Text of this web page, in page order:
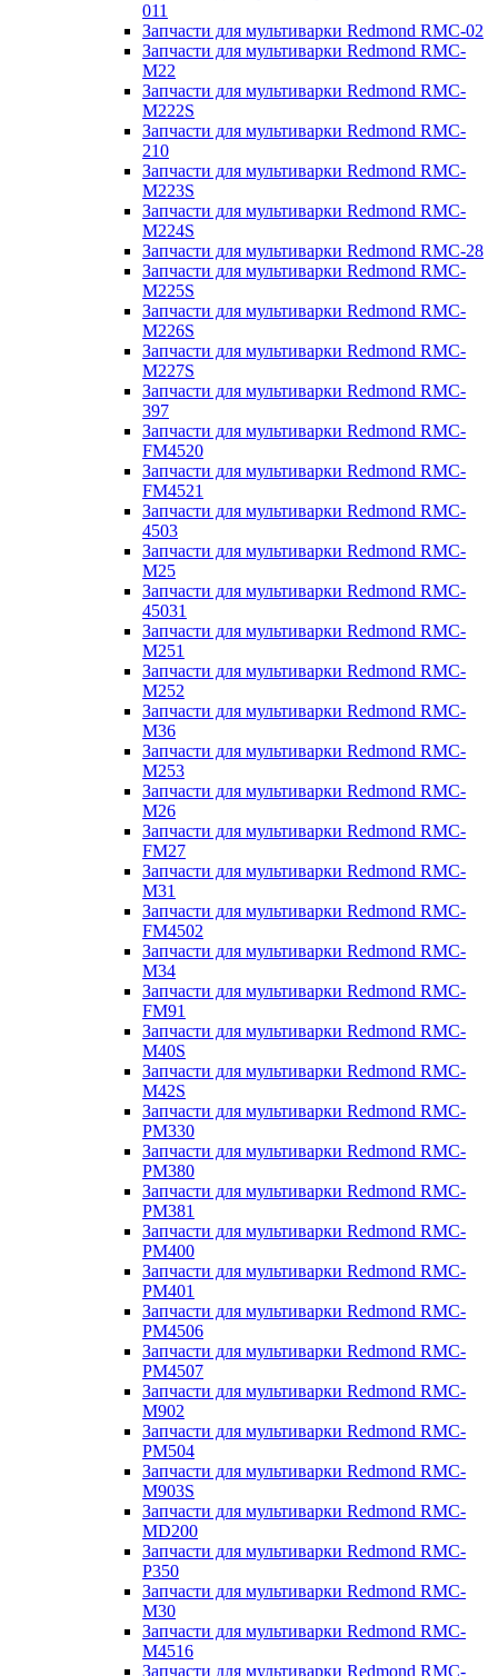
011
Запчасти для мультиварки Redmond RMC-02
Запчасти для мультиварки Redmond RMC-
M22
Запчасти для мультиварки Redmond RMC-
M222S
Запчасти для мультиварки Redmond RMC-
210
Запчасти для мультиварки Redmond RMC-
M223S
Запчасти для мультиварки Redmond RMC-
M224S
Запчасти для мультиварки Redmond RMC-28
Запчасти для мультиварки Redmond RMC-
M225S
Запчасти для мультиварки Redmond RMC-
M226S
Запчасти для мультиварки Redmond RMC-
M227S
Запчасти для мультиварки Redmond RMC-
397
Запчасти для мультиварки Redmond RMC-
FM4520
Запчасти для мультиварки Redmond RMC-
FM4521
Запчасти для мультиварки Redmond RMC-
4503
Запчасти для мультиварки Redmond RMC-
M25
Запчасти для мультиварки Redmond RMC-
45031
Запчасти для мультиварки Redmond RMC-
M251
Запчасти для мультиварки Redmond RMC-
M252
Запчасти для мультиварки Redmond RMC-
M36
Запчасти для мультиварки Redmond RMC-
M253
Запчасти для мультиварки Redmond RMC-
M26
Запчасти для мультиварки Redmond RMC-
FM27
Запчасти для мультиварки Redmond RMC-
M31
Запчасти для мультиварки Redmond RMC-
FM4502
Запчасти для мультиварки Redmond RMC-
M34
Запчасти для мультиварки Redmond RMC-
FM91
Запчасти для мультиварки Redmond RMC-
M40S
Запчасти для мультиварки Redmond RMC-
M42S
Запчасти для мультиварки Redmond RMC-
PM330
Запчасти для мультиварки Redmond RMC-
PM380
Запчасти для мультиварки Redmond RMC-
PM381
Запчасти для мультиварки Redmond RMC-
PM400
Запчасти для мультиварки Redmond RMC-
PM401
Запчасти для мультиварки Redmond RMC-
PM4506
Запчасти для мультиварки Redmond RMC-
PM4507
Запчасти для мультиварки Redmond RMC-
M902
Запчасти для мультиварки Redmond RMC-
PM504
Запчасти для мультиварки Redmond RMC-
M903S
Запчасти для мультиварки Redmond RMC-
MD200
Запчасти для мультиварки Redmond RMC-
P350
Запчасти для мультиварки Redmond RMC-
M30
Запчасти для мультиварки Redmond RMC-
M4516
Запчасти для мультиварки Redmond RMC-